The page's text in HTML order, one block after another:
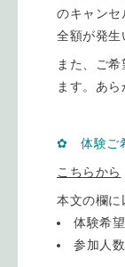
のキャンセ
全額が発生
また、ご
ます。あら
✿ 体験ご
こちらから
本文の欄に
体験希
参加人数